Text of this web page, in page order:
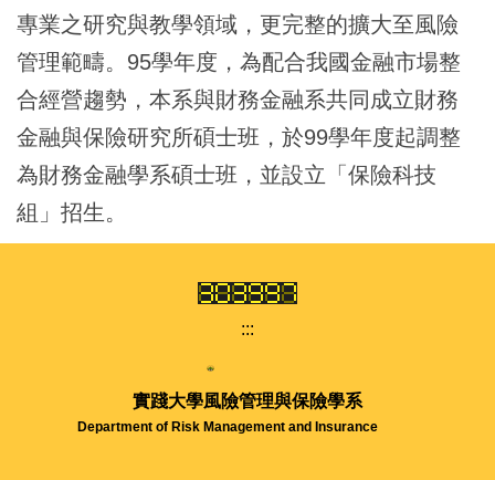
專業之研究與教學領域，更完整的擴大至風險
管理範疇。95學年度，為配合我國金融市場整
合經營趨勢，本系與財務金融系共同成立財務
金融與保險研究所碩士班，於99學年度起調整
為財務金融學系碩士班，並設立「保險科技
組」招生。
:::
實踐大學風險管理與保險學系
Department of Risk Management and Insurance